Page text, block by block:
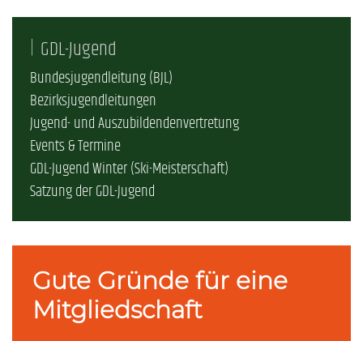
GDL-Jugend
Bundesjugendleitung (BJL)
Bezirksjugendleitungen
Jugend- und Auszubildendenvertretung
Events & Termine
GDL-Jugend Winter (Ski-Meisterschaft)
Satzung der GDL-Jugend
Gute Gründe für eine
Mitgliedschaft